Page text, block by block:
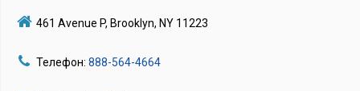
461 Avenue P, Brooklyn, NY 11223
Телефон: 888-564-4664